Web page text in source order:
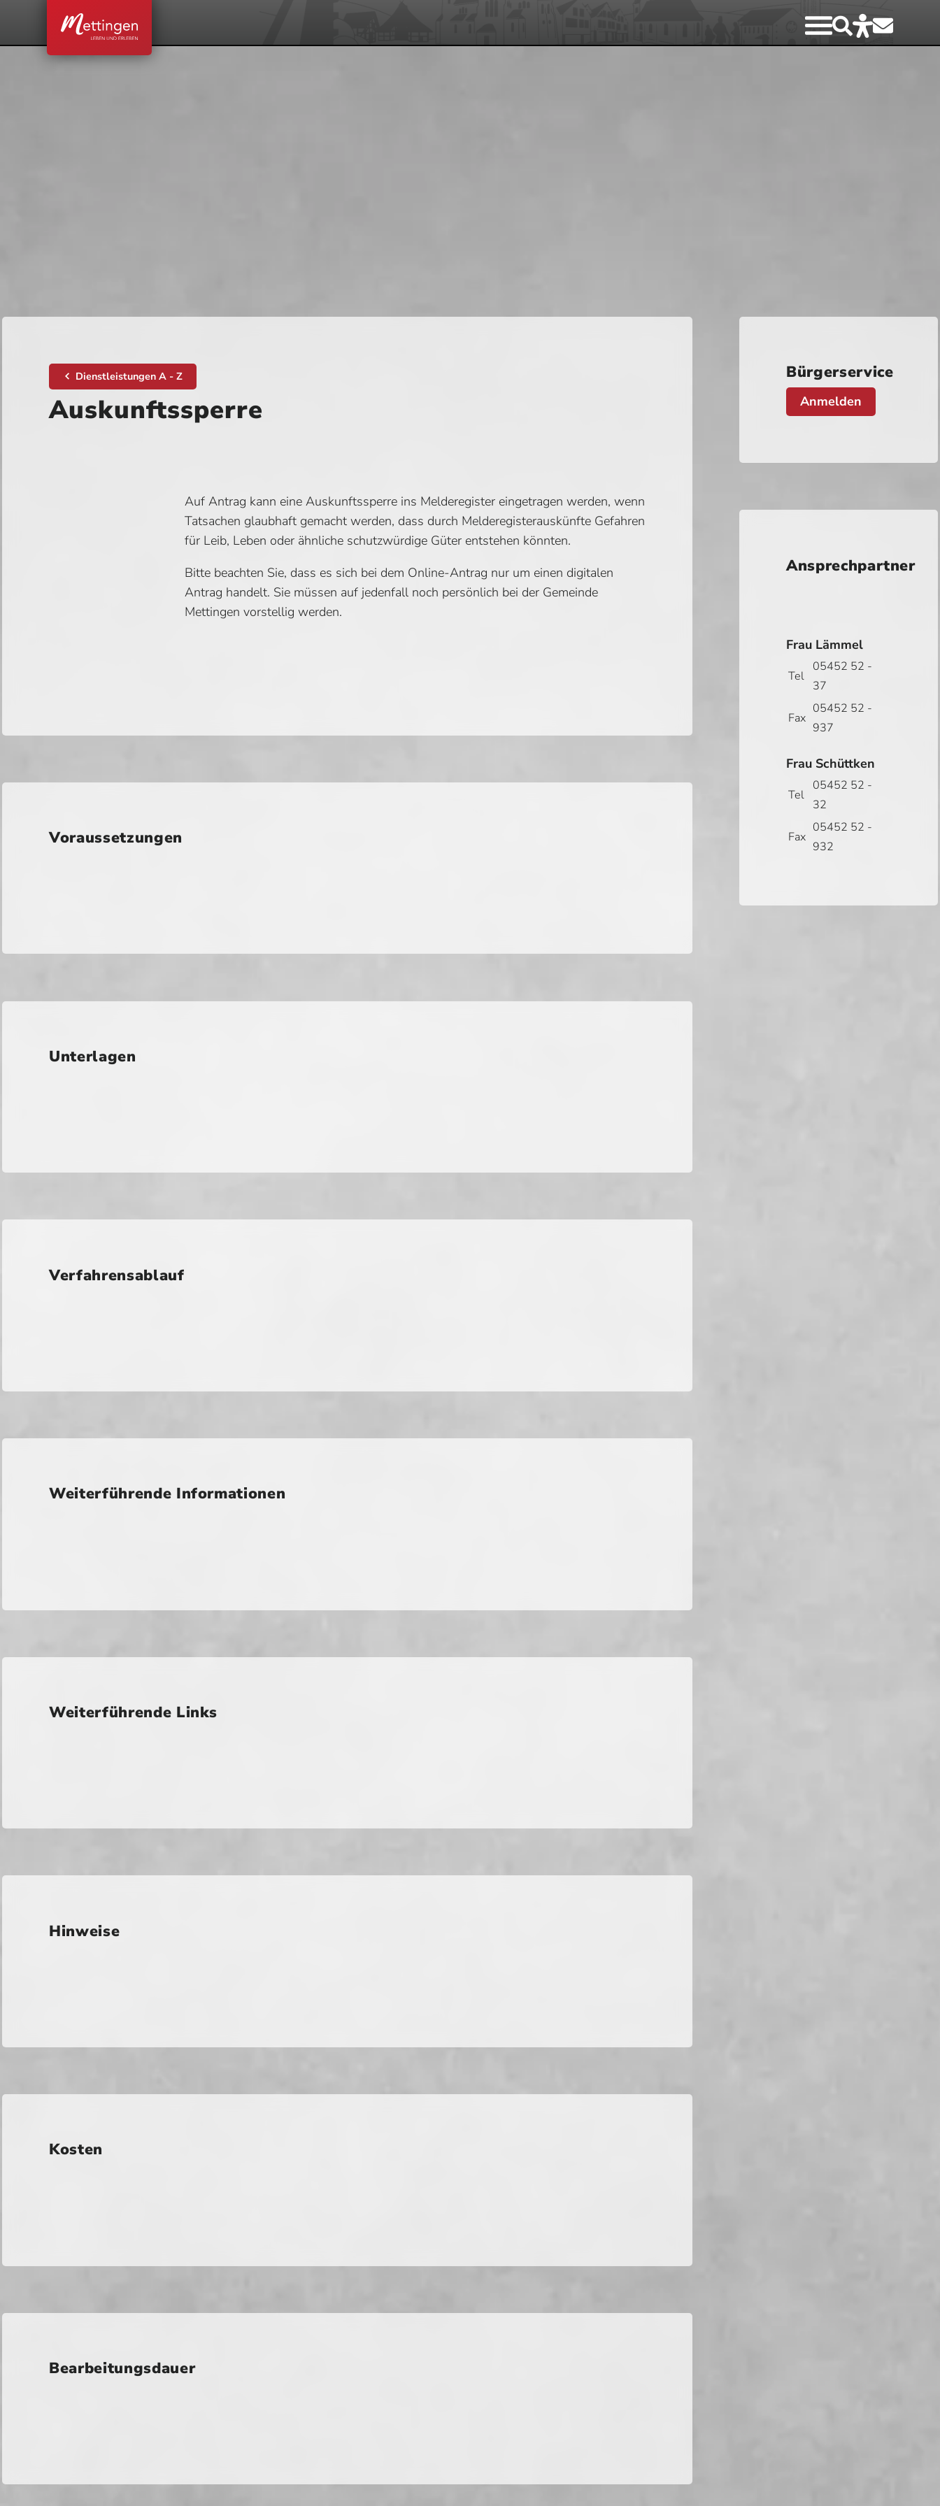
Dienstleistungen A - Z
Auskunftssperre
Auf Antrag kann eine Auskunftssperre ins Melderegister eingetragen werden, wenn
Tatsachen glaubhaft gemacht werden, dass durch Melderegisterauskünfte Gefahren
für Leib, Leben oder ähnliche schutzwürdige Güter entstehen könnten.
Bitte beachten Sie, dass es sich bei dem Online-Antrag nur um einen digitalen
Antrag handelt. Sie müssen auf jedenfall noch persönlich bei der Gemeinde
Mettingen vorstellig werden.
Voraussetzungen
Unterlagen
Verfahrensablauf
Weiterführende Informationen
Weiterführende Links
Hinweise
Kosten
Bearbeitungsdauer
Bürgerservice
Anmelden
Ansprechpartner
Frau Lämmel
Tel
05452 52 -
37
Fax
05452 52 -
937
Frau Schüttken
Tel
05452 52 -
32
Fax
05452 52 -
932